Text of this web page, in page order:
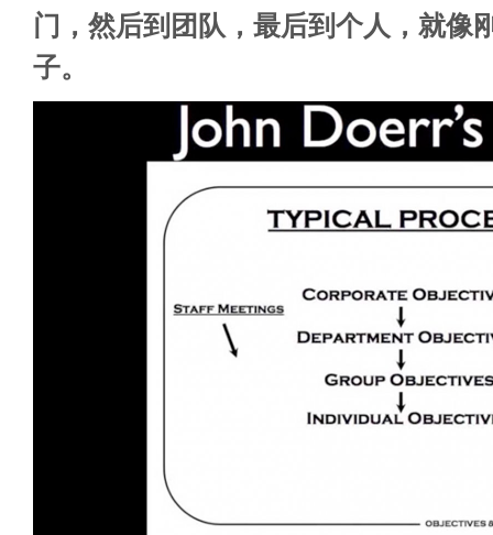
门，然后到团队，最后到个人，就像
子。